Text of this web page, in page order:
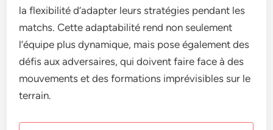
la flexibilité d’adapter leurs stratégies pendant les
matchs. Cette adaptabilité rend non seulement
l’équipe plus dynamique, mais pose également des
défis aux adversaires, qui doivent faire face à des
mouvements et des formations imprévisibles sur le
terrain.